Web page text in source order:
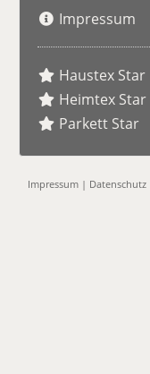
Impressum
Haustex Star
Heimtex Star
Parkett Star
Impressum | Datenschutz